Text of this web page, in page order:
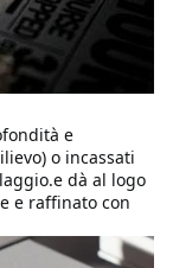
e
o incassati
dà al logo
e raffinato con